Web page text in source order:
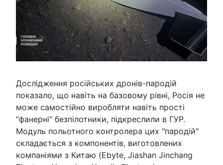
Дослідження російських дронів-пародій
показало, що навіть на базовому рівні, Росія не
може самостійно виробляти навіть прості
"фанерні" безпілотники, підкреслили в ГУР.
Модуль польотного контролера цих "пародій"
складається з компонентів, виготовлених
компаніями з Китаю (Ebyte, Jiashan Jinchang